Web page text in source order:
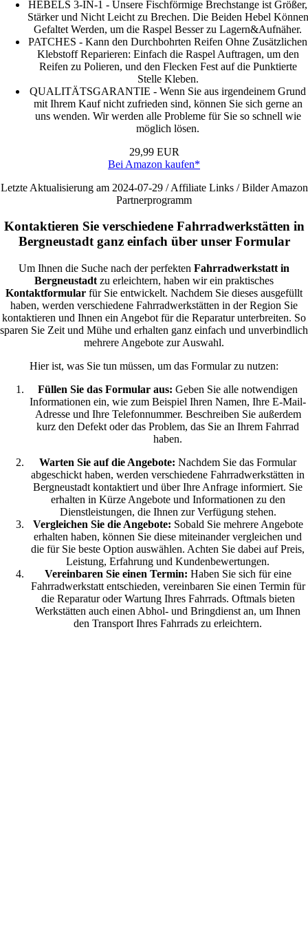
HEBELS 3-IN-1 - Unsere Fischförmige Brechstange ist Größer,
Stärker und Nicht Leicht zu Brechen. Die Beiden Hebel Können
Gefaltet Werden, um die Raspel Besser zu Lagern&Aufnäher.
PATCHES - Kann den Durchbohrten Reifen Ohne Zusätzlichen
Klebstoff Reparieren: Einfach die Raspel Auftragen, um den
Reifen zu Polieren, und den Flecken Fest auf die Punktierte
Stelle Kleben.
QUALITÄTSGARANTIE - Wenn Sie aus irgendeinem Grund
mit Ihrem Kauf nicht zufrieden sind, können Sie sich gerne an
uns wenden. Wir werden alle Probleme für Sie so schnell wie
möglich lösen.
29,99 EUR
Bei Amazon kaufen*
Letzte Aktualisierung am 2024-07-29 / Affiliate Links / Bilder Amazon
Partnerprogramm
Kontaktieren Sie verschiedene Fahrradwerkstätten in
Bergneustadt ganz einfach über unser Formular
Um Ihnen die Suche nach der perfekten Fahrradwerkstatt in
Bergneustadt zu erleichtern, haben wir ein praktisches
Kontaktformular für Sie entwickelt. Nachdem Sie dieses ausgefüllt
haben, werden verschiedene Fahrradwerkstätten in der Region Sie
kontaktieren und Ihnen ein Angebot für die Reparatur unterbreiten. So
sparen Sie Zeit und Mühe und erhalten ganz einfach und unverbindlich
mehrere Angebote zur Auswahl.
Hier ist, was Sie tun müssen, um das Formular zu nutzen:
Füllen Sie das Formular aus: Geben Sie alle notwendigen
Informationen ein, wie zum Beispiel Ihren Namen, Ihre E-Mail-
Adresse und Ihre Telefonnummer. Beschreiben Sie außerdem
kurz den Defekt oder das Problem, das Sie an Ihrem Fahrrad
haben.
Warten Sie auf die Angebote: Nachdem Sie das Formular
abgeschickt haben, werden verschiedene Fahrradwerkstätten in
Bergneustadt kontaktiert und über Ihre Anfrage informiert. Sie
erhalten in Kürze Angebote und Informationen zu den
Dienstleistungen, die Ihnen zur Verfügung stehen.
Vergleichen Sie die Angebote: Sobald Sie mehrere Angebote
erhalten haben, können Sie diese miteinander vergleichen und
die für Sie beste Option auswählen. Achten Sie dabei auf Preis,
Leistung, Erfahrung und Kundenbewertungen.
Vereinbaren Sie einen Termin: Haben Sie sich für eine
Fahrradwerkstatt entschieden, vereinbaren Sie einen Termin für
die Reparatur oder Wartung Ihres Fahrrads. Oftmals bieten
Werkstätten auch einen Abhol- und Bringdienst an, um Ihnen
den Transport Ihres Fahrrads zu erleichtern.